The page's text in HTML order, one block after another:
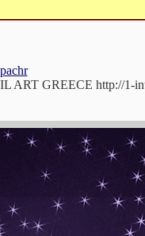
ART GREECE http://1-